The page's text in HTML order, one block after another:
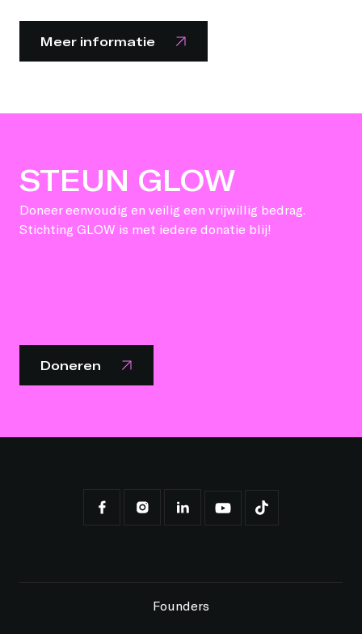
Meer informatie
STEUN GLOW
Doneer eenvoudig en veilig een vrijwillig bedrag.
Stichting GLOW is met iedere donatie blij!
Doneren
Founders